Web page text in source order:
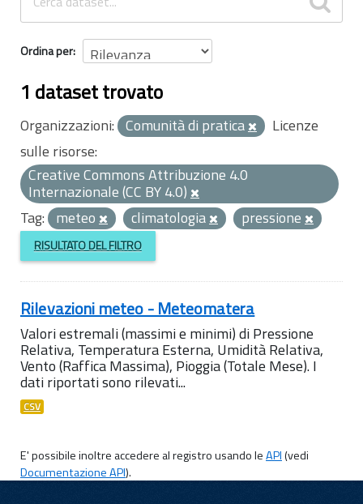
Ordina per
1 dataset trovato
Organizzazioni: Comunità di pratica
Licenze
sulle risorse:
Creative Commons Attribuzione 4.0
Internazionale (CC BY 4.0)
Tag: meteo climatologia pressione
RISULTATO DEL FILTRO
Rilevazioni meteo - Meteomatera
Valori estremali (massimi e minimi) di Pressione
Relativa, Temperatura Esterna, Umidità Relativa,
Vento (Raffica Massima), Pioggia (Totale Mese). I
dati riportati sono rilevati...
CSV
E' possibile inoltre accedere al registro usando leAPI(vedi
Documentazione API).